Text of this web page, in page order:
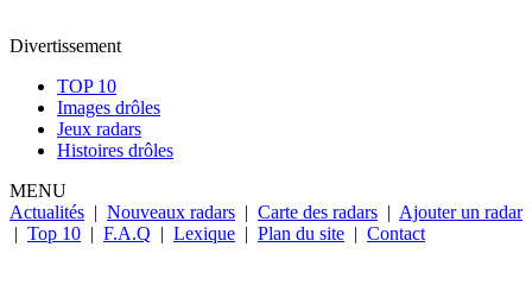
Divertissement
TOP 10
Images drôles
Jeux radars
Histoires drôles
MENU
Actualités | Nouveaux radars | Carte des radars | Ajouter un radar
| Top 10 | F.A.Q | Lexique | Plan du site | Contact